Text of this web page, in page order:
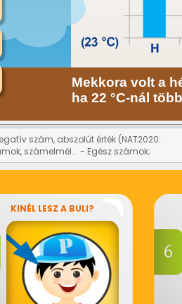
szám, abszolút érték (NAT2020:
számelmél... - Egész számok;
KINÉL LESZ A BULI?